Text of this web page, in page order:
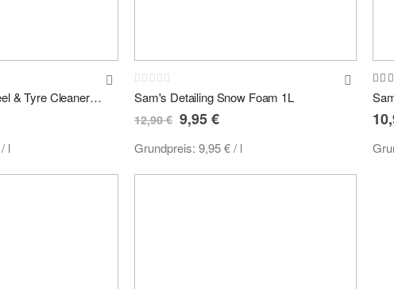
Sam's Detailing Wheel & Tyre Cleaner - Reifen- & Felgenreiniger 500ml
/ l
Rating:
0%
Sam's Detailing Snow Foam 1L
12,90 € Sonderpreis
9,95 €
Grundpreis: 9,95 €/ l